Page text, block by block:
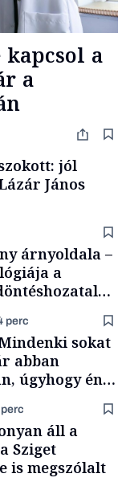
kapcsol a
a
jól
János
árnyoldala –
a
perc
sokat
abban
úgyhogy én
akartam
áll a
Sziget
is megszólalt